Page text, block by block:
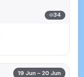
34
19 Jun – 20 Jun